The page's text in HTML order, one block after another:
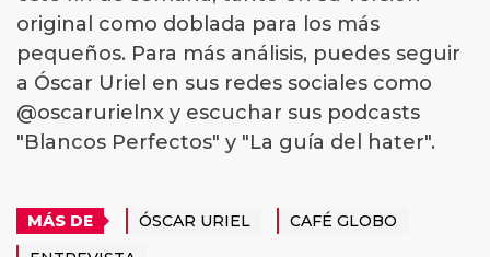
original como doblada para los más
pequeños. Para más análisis, puedes seguir
a Óscar Uriel en sus redes sociales como
@oscarurielnx y escuchar sus podcasts
"Blancos Perfectos" y "La guía del hater".
MÁS DE ÓSCAR URIEL
CAFÉ GLOBO